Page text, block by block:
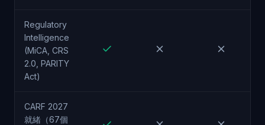
Regulatory
Intelligence
(MiCA, CRS
2.0, PARITY
Act)
CARF 2027
就緒（67個